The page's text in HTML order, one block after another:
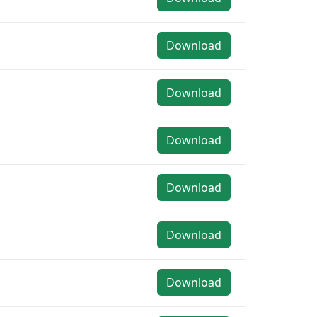
Download
Download
Download
Download
Download
Download